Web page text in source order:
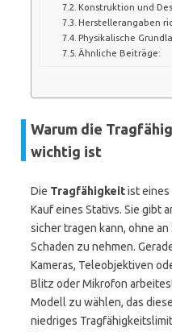
Konstruktion und
Herstellerangaben
Physikalische
Ähnliche Beiträge:
Warum die
wichtig ist
Die Tragfähigkeitist
Kauf eines Stativs. Sie gibt
sicher tragen kann, ohne
Schaden zu nehmen.
Kameras, Teleobjektiven
Blitz oder Mikrofon
Modell zu wählen, das
niedriges